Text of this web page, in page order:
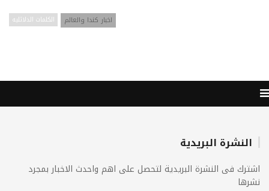
الكلمات الدلائليه اخبار كندا والعالم
النشرة البريدية
اشترك فى النشرة البريدية لتحصل على اهم واحدث الاخبار بمجرد
نشرها